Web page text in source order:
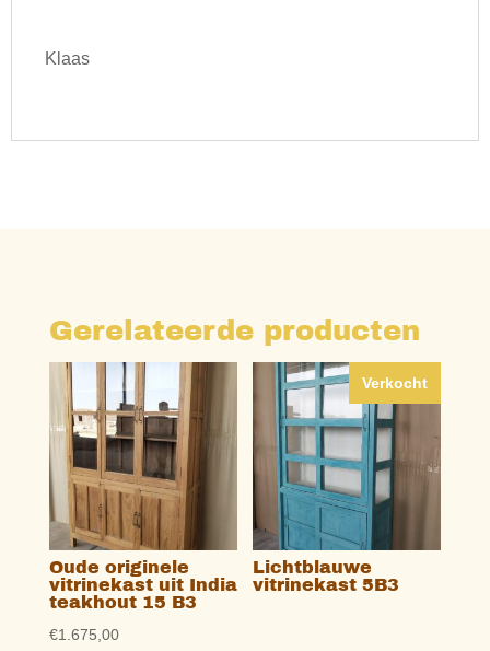
Klaas
Gerelateerde producten
Oude originele
vitrinekast uit India
teakhout 15 B3
€1.675,00
Verkocht
Lichtblauwe
vitrinekast 5B3